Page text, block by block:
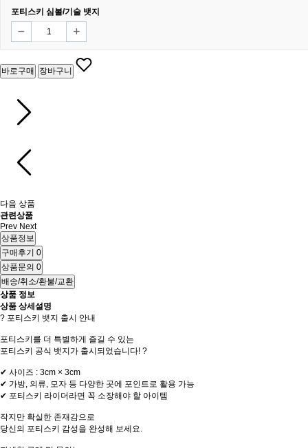
포티스키 심볼/기술 뱃지
바로구매 장바구니
다음 상품
관련상품
Prev Next
상품정보
구매후기 0
상품문의 0
배송/취소/환불/교환
상품 정보
상품 상세설명
? 포티스키 뱃지 출시 안내
포티스키를 더 특별하게 즐길 수 있는
포티스키 공식 뱃지가 출시되었습니다! ?
✔ 사이즈 : 3cm × 3cm
✔ 가방, 의류, 모자 등 다양한 곳에 포인트로 활용 가능
✔ 포티스키 라이더라면 꼭 소장해야 할 아이템
작지만 확실한 존재감으로
당신의 포티스키 감성을 완성해 보세요.